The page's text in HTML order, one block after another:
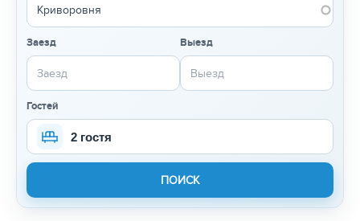
Заезд Выезд
Гостей
2 гостя